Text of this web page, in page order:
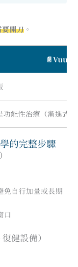
開刀。
功能性治療（漸進式
的完整步驟
自行加量或長期
口
健設備）